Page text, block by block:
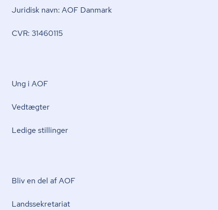
Juridisk navn: AOF Danmark
CVR: 31460115
Ung i AOF
Vedtægter
Ledige stillinger
Bliv en del af AOF
Lands­se­kre­ta­ri­at